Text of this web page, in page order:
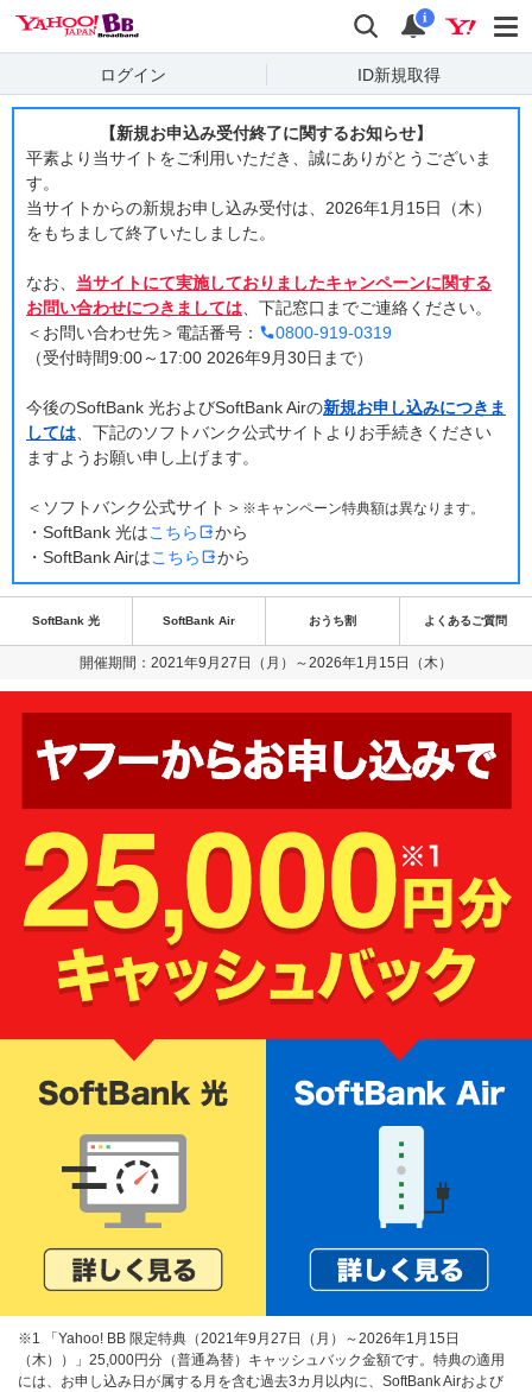
検索 通知
i
ログイン ID新規取得
【新規お申込み受付終了に関するお知らせ】
平素より当サイトをご利用いただき、誠にありがとうございま
す。
当サイトからの新規お申し込み受付は、2026年1月15日（木）
をもちまして終了いたしました。
なお、 当サイトにて実施しておりましたキャンペーンに関する
お問い合わせにつきましては 、下記窓口までご連絡ください。
＜お問い合わせ先＞電話番号：
0800-919-0319
（受付時間9:00～17:00 2026年9月30日まで）
今後のSoftBank 光およびSoftBank Airの新規お申し込みにつきま
しては 、下記のソフトバンク公式サイトよりお手続きください
ますようお願い申し上げます。
＜ソフトバンク公式サイト＞ ※キャンペーン特典額は異なります。
・SoftBank 光はこちら
サ
ト・
新
し
タ
ブ
開
き
ま
す
から
・SoftBank Airはこちら
サ
ト・
新
し
タ
ブ
開
き
ま
す
から
SoftBank 光 SoftBank Air おうち割 よくあるご質問
開催期間：2021年9月27日（月）～2026年1月15日（木）
※1 「Yahoo! BB 限定特典（2021年9月27日（月）～2026年1月15日
（木））」25,000円分（普通為替）キャッシュバック金額です。特典の適用
には、お申し込み日が属する月を含む過去3カ月以内に、SoftBank Airおよび
新
し
タ
で
開
ま
す
部
サ
新
部
サ
イ
ト・
新
し
い
タ
で
開
き
す
ト・
し
い
ブ
で
き
ま
す
サ
ト・
新
し
開
き
ま
す
サ
ト・
新
し
タ
開
き
ま
す
サ
ト・
新
し
タ
開
き
ま
す
サ
ト・
新
し
タ
開
き
ま
す
部
サ
イ
ト・
新
し
タ
開
き
ま
サ
ト・
新
し
タ
開
き
ま
す